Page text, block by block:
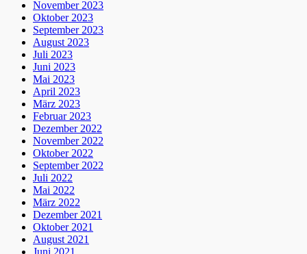
November 2023
Oktober 2023
September 2023
August 2023
Juli 2023
Juni 2023
Mai 2023
April 2023
März 2023
Februar 2023
Dezember 2022
November 2022
Oktober 2022
September 2022
Juli 2022
Mai 2022
März 2022
Dezember 2021
Oktober 2021
August 2021
Juni 2021